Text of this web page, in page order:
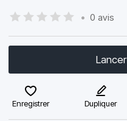
• 0 avis
Enregistrer Dupliquer